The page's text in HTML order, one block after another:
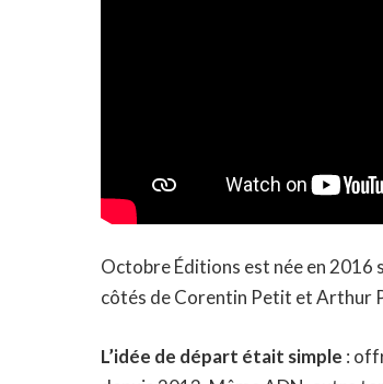
Octobre Éditions est née en 2016
côtés de Corentin Petit et Arthur
L’idée de départ était simple :